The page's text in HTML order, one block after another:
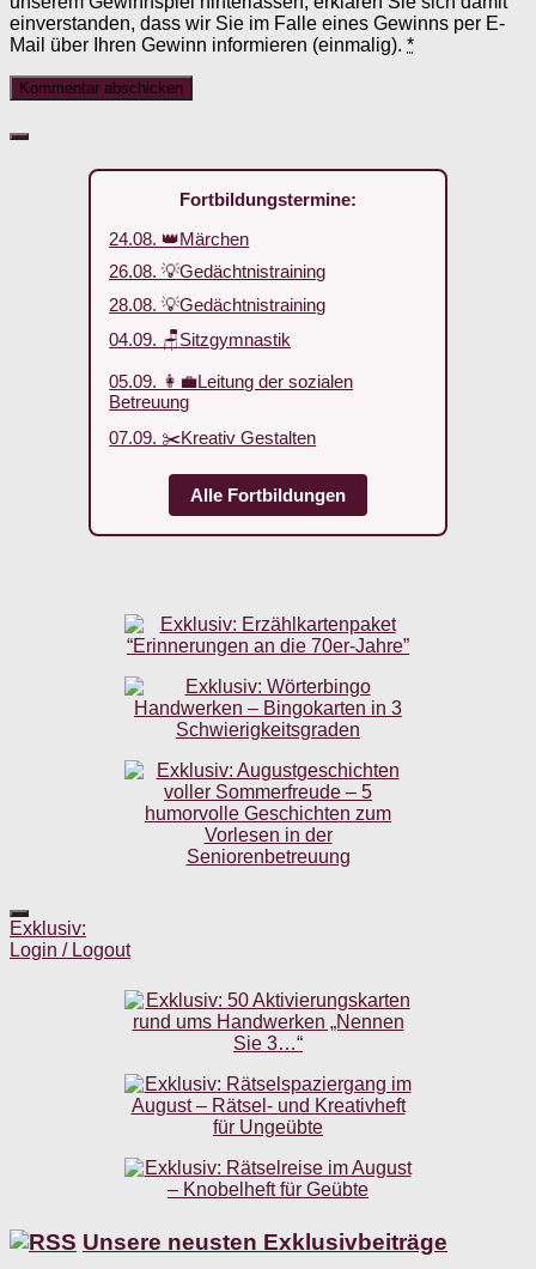
einverstanden, dass wir Sie im Falle eines Gewinns per E-
Mail über Ihren Gewinn informieren (einmalig). *
Fortbildungstermine:
24.08. 👑Märchen
26.08. 💡Gedächtnistraining
28.08. 💡Gedächtnistraining
04.09. 🪑Sitzgymnastik
05.09. 👩‍💼Leitung der sozialen
Betreuung
07.09. ✂️Kreativ Gestalten
Alle Fortbildungen
Exklusiv:
Login / Logout
Unsere neusten Exklusivbeiträge